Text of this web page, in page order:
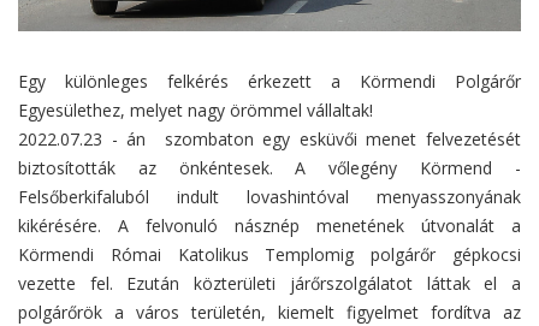
Egy különleges felkérés érkezett a Körmendi Polgárőr
Egyesülethez, melyet nagy örömmel vállaltak!
2022.07.23 - án szombaton egy esküvői menet felvezetését
biztosították az önkéntesek. A vőlegény Körmend -
Felsőberkifaluból indult lovashintóval menyasszonyának
kikérésére. A felvonuló násznép menetének útvonalát a
Körmendi Római Katolikus Templomig polgárőr gépkocsi
vezette fel. Ezután közterületi járőrszolgálatot láttak el a
polgárőrök a város területén, kiemelt figyelmet fordítva az